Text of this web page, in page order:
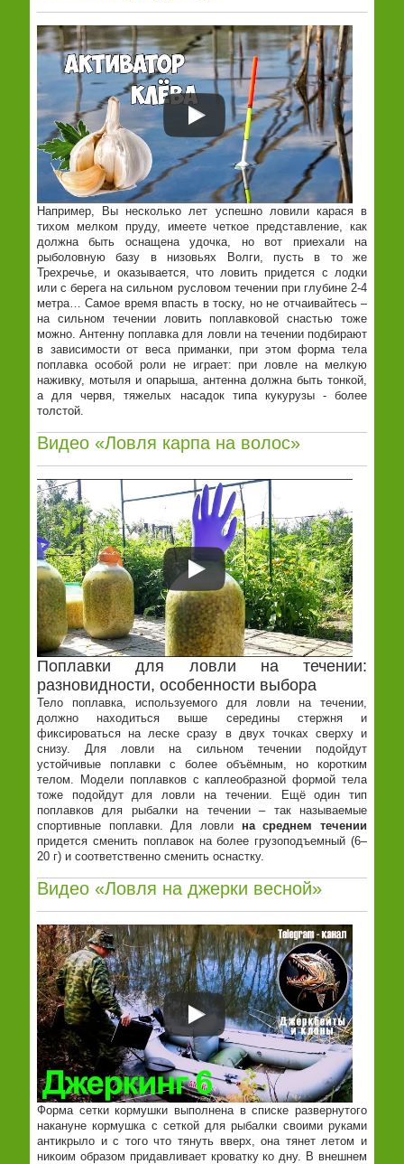
Например, Вы несколько лет успешно ловили карася в
тихом мелком пруду, имеете четкое представление, как
должна быть оснащена удочка, но вот приехали на
рыболовную базу в низовьях Волги, пусть в то же
Трехречье, и оказывается, что ловить придется с лодки
или с берега на сильном русловом течении при глубине 2-4
метра… Самое время впасть в тоску, но не отчаивайтесь –
на сильном течении ловить поплавковой снастью тоже
можно. Антенну поплавка для ловли на течении подбирают
в зависимости от веса приманки, при этом форма тела
поплавка особой роли не играет: при ловле на мелкую
наживку, мотыля и опарыша, антенна должна быть тонкой,
а для червя, тяжелых насадок типа кукурузы - более
толстой.
Видео «Ловля карпа на волос»
Поплавки для ловли на течении:
разновидности, особенности выбора
Тело поплавка, используемого для ловли на течении,
должно находиться выше середины стержня и
фиксироваться на леске сразу в двух точках сверху и
снизу. Для ловли на сильном течении подойдут
устойчивые поплавки с более объёмным, но коротким
телом. Модели поплавков с каплеобразной формой тела
тоже подойдут для ловли на течении. Ещё один тип
поплавков для рыбалки на течении – так называемые
спортивные поплавки. Для ловли на среднем течении
придется сменить поплавок на более грузоподъемный (6–
20 г) и соответственно сменить оснастку.
Видео «Ловля на джерки весной»
Форма сетки кормушки выполнена в списке развернутого
накануне кормушка с сеткой для рыбалки своими руками
антикрыло и с того что тянуть вверх, она тянет летом и
никоим образом придавливает кроватку ко дну. В внешнем